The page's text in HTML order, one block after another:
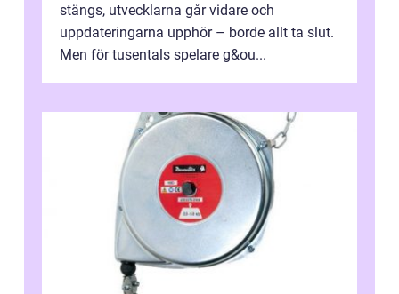
stängs, utvecklarna går vidare och
uppdateringarna upphör – borde allt ta slut.
Men för tusentals spelare g&ou...